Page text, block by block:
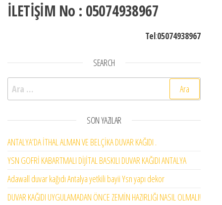
İLETİŞİM No : 05074938967
Tel:05074938967
SEARCH
Arama:
SON YAZILAR
ANTALYA’DA İTHAL ALMAN VE BELÇİKA DUVAR KAĞIDI .
YSN GOFRİ KABARTMALI DİJİTAL BASKILI DUVAR KAĞIDI ANTALYA
Adawall duvar kağıdı Antalya yetkili bayii Ysn yapı dekor
DUVAR KAĞIDI UYGULAMADAN ÖNCE ZEMİN HAZIRLIĞI NASIL OLMALI!